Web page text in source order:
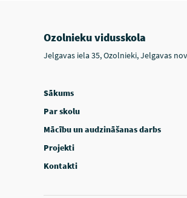
Ozolnieku vidusskola
Jelgavas iela 35, Ozolnieki, Jelgavas
Sākums
Par skolu
Mācību un audzināšanas darbs
Projekti
Kontakti